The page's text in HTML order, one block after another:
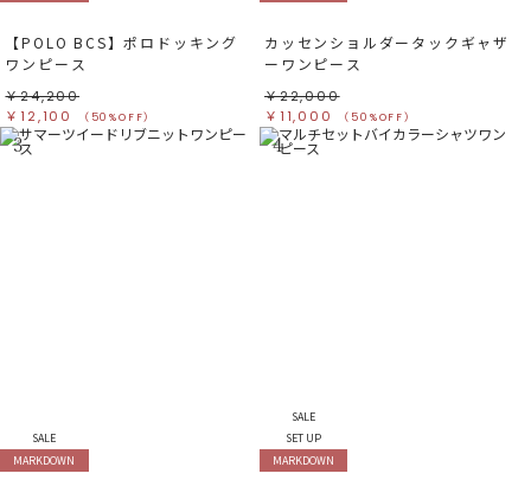
【POLO BCS】ポロドッキング
ワンピース
￥24,200
￥12,100
（50%OFF）
カッセンショルダータックギャザ
ーワンピース
￥22,000
￥11,000
（50%OFF）
3
SALE
MARKDOWN
4
SALE
SET UP
MARKDOWN